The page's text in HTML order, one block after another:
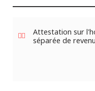
Attestation sur
séparée de